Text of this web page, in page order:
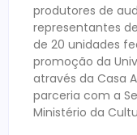
produtores de
representantes
de 20 unidades
promoção da
através da Casa
parceria com a
Ministério da